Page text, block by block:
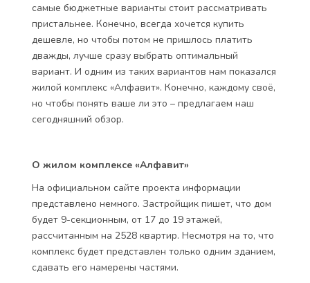
самые бюджетные варианты стоит рассматривать
пристальнее. Конечно, всегда хочется купить
дешевле, но чтобы потом не пришлось платить
дважды, лучше сразу выбрать оптимальный
вариант. И одним из таких вариантов нам показался
жилой комплекс «Алфавит». Конечно, каждому своё,
но чтобы понять ваше ли это – предлагаем наш
сегодняшний обзор.
О жилом комплексе «Алфавит»
На официальном сайте проекта информации
представлено немного. Застройщик пишет, что дом
будет 9-секционным, от 17 до 19 этажей,
рассчитанным на 2528 квартир. Несмотря на то, что
комплекс будет представлен только одним зданием,
сдавать его намерены частями.